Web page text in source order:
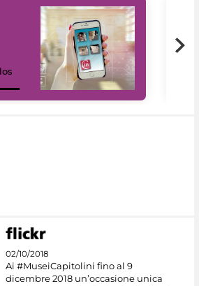
02/10/2018
Ai #MuseiCapitolini fino al 9
dicembre 2018 un’occasione unica